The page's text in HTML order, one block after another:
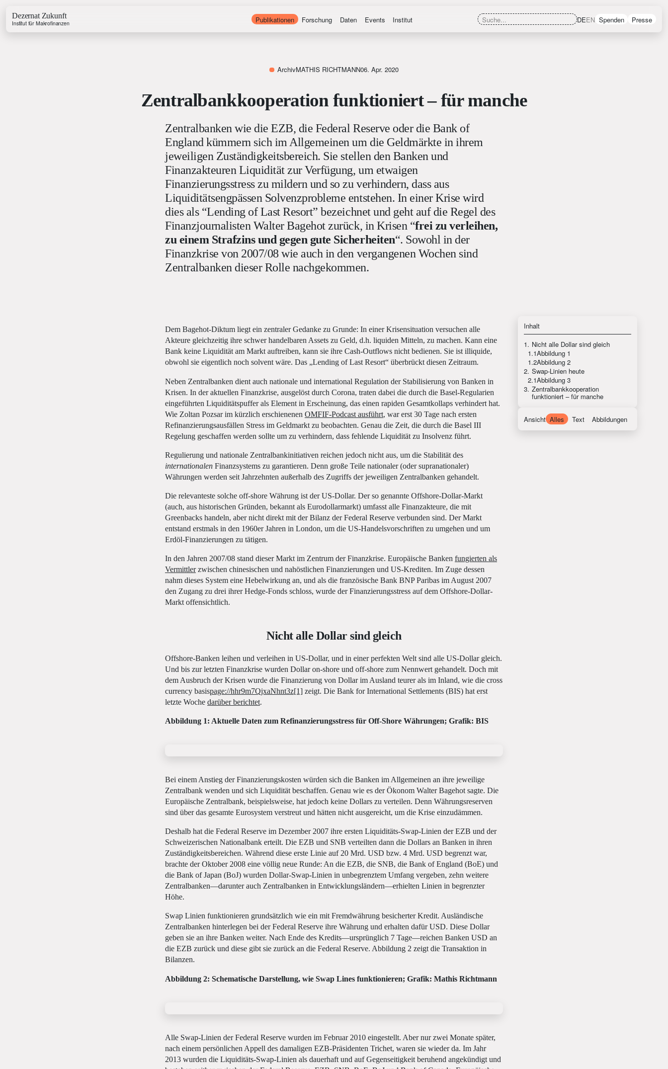
Dezernat Zukunft
Institut für Makrofinanzen Publikationen Forschung Daten Events Institut DEEN Spenden Presse
ArchivMATHIS RICHTMANN06. Apr. 2020
Zentralbankkooperation funktioniert – für manche
Zentralbanken wie die EZB, die Federal Reserve oder die Bank of
England kümmern sich im Allgemeinen um die Geldmärkte in ihrem
jeweiligen Zuständigkeitsbereich. Sie stellen den Banken und
Finanzakteuren Liquidität zur Verfügung, um etwaigen
Finanzierungsstress zu mildern und so zu verhindern, dass aus
Liquiditätsengpässen Solvenzprobleme entstehen. In einer Krise wird
dies als “Lending of Last Resort” bezeichnet und geht auf die Regel des
Finanzjournalisten Walter Bagehot zurück, in Krisen “frei zu verleihen,
zu einem Strafzins und gegen gute Sicherheiten“. Sowohl in der
Finanzkrise von 2007/08 wie auch in den vergangenen Wochen sind
Zentralbanken dieser Rolle nachgekommen.
Dem Bagehot-Diktum liegt ein zentraler Gedanke zu Grunde: In einer Krisensituation versuchen alle
Akteure gleichzeitig ihre schwer handelbaren Assets zu Geld, d.h. liquiden Mitteln, zu machen. Kann eine
Bank keine Liquidität am Markt auftreiben, kann sie ihre Cash-Outflows nicht bedienen. Sie ist illiquide,
obwohl sie eigentlich noch solvent wäre. Das „Lending of Last Resort“ überbrückt diesen Zeitraum.
Neben Zentralbanken dient auch nationale und international Regulation der Stabilisierung von Banken in
Krisen. In der aktuellen Finanzkrise, ausgelöst durch Corona, traten dabei die durch die Basel-Regularien
eingeführten Liquiditätspuffer als Element in Erscheinung, das einen rapiden Gesamtkollaps verhindert hat.
Wie Zoltan Pozsar im kürzlich erschienenen OMFIF-Podcast ausführt, war erst 30 Tage nach ersten
Refinanzierungsausfällen Stress im Geldmarkt zu beobachten. Genau die Zeit, die durch die Basel III
Regelung geschaffen werden sollte um zu verhindern, dass fehlende Liquidität zu Insolvenz führt.
Regulierung und nationale Zentralbankinitiativen reichen jedoch nicht aus, um die Stabilität des
internationalen Finanzsystems zu garantieren. Denn große Teile nationaler (oder supranationaler)
Währungen werden seit Jahrzehnten außerhalb des Zugriffs der jeweiligen Zentralbanken gehandelt.
Die relevanteste solche off-shore Währung ist der US-Dollar. Der so genannte Offshore-Dollar-Markt
(auch, aus historischen Gründen, bekannt als Eurodollarmarkt) umfasst alle Finanzakteure, die mit
Greenbacks handeln, aber nicht direkt mit der Bilanz der Federal Reserve verbunden sind. Der Markt
entstand erstmals in den 1960er Jahren in London, um die US-Handelsvorschriften zu umgehen und um
Erdöl-Finanzierungen zu tätigen.
In den Jahren 2007/08 stand dieser Markt im Zentrum der Finanzkrise. Europäische Banken fungierten als
Vermittlerzwischen chinesischen und nahöstlichen Finanzierungen und US-Krediten. Im Zuge dessen
nahm dieses System eine Hebelwirkung an, und als die französische Bank BNP Paribas im August 2007
den Zugang zu drei ihrer Hedge-Fonds schloss, wurde der Finanzierungsstress auf dem Offshore-Dollar-
Markt offensichtlich.
Nicht alle Dollar sind gleich
Offshore-Banken leihen und verleihen in US-Dollar, und in einer perfekten Welt sind alle US-Dollar gleich.
Und bis zur letzten Finanzkrise wurden Dollar on-shore und off-shore zum Nennwert gehandelt. Doch mit
dem Ausbruch der Krisen wurde die Finanzierung von Dollar im Ausland teurer als im Inland, wie die cross
currency basispage://hhr9m7QjxaNhnt3z[1] zeigt. Die Bank for International Settlements (BIS) hat erst
letzte Woche darüber berichtet.
Abbildung 1: Aktuelle Daten zum Refinanzierungsstress für Off-Shore Währungen; Grafik: BIS
Bei einem Anstieg der Finanzierungskosten würden sich die Banken im Allgemeinen an ihre jeweilige
Zentralbank wenden und sich Liquidität beschaffen. Genau wie es der Ökonom Walter Bagehot sagte. Die
Europäische Zentralbank, beispielsweise, hat jedoch keine Dollars zu verteilen. Denn Währungsreserven
sind über das gesamte Eurosystem verstreut und hätten nicht ausgereicht, um die Krise einzudämmen.
Deshalb hat die Federal Reserve im Dezember 2007 ihre ersten Liquiditäts-Swap-Linien der EZB und der
Schweizerischen Nationalbank erteilt. Die EZB und SNB verteilten dann die Dollars an Banken in ihren
Zuständigkeitsbereichen. Während diese erste Linie auf 20 Mrd. USD bzw. 4 Mrd. USD begrenzt war,
brachte der Oktober 2008 eine völlig neue Runde: An die EZB, die SNB, die Bank of England (BoE) und
die Bank of Japan (BoJ) wurden Dollar-Swap-Linien in unbegrenztem Umfang vergeben, zehn weitere
Zentralbanken—darunter auch Zentralbanken in Entwicklungsländern—erhielten Linien in begrenzter
Höhe.
Swap Linien funktionieren grundsätzlich wie ein mit Fremdwährung besicherter Kredit. Ausländische
Zentralbanken hinterlegen bei der Federal Reserve ihre Währung und erhalten dafür USD. Diese Dollar
geben sie an ihre Banken weiter. Nach Ende des Kredits—ursprünglich 7 Tage—reichen Banken USD an
die EZB zurück und diese gibt sie zurück an die Federal Reserve. Abbildung 2 zeigt die Transaktion in
Bilanzen.
Abbildung 2: Schematische Darstellung, wie Swap Lines funktionieren; Grafik: Mathis Richtmann
Alle Swap-Linien der Federal Reserve wurden im Februar 2010 eingestellt. Aber nur zwei Monate später,
nach einem persönlichen Appell des damaligen EZB-Präsidenten Trichet, waren sie wieder da. Im Jahr
2013 wurden die Liquiditäts-Swap-Linien als dauerhaft und auf Gegenseitigkeit beruhend angekündigt und
Inhalt
1. Nicht alle Dollar sind gleich
1.1Abbildung 1
1.2Abbildung 2
2. Swap-Linien heute
2.1Abbildung 3
3. Zentralbankkooperation
funktioniert – für manche
Ansicht Alles Text Abbildungen